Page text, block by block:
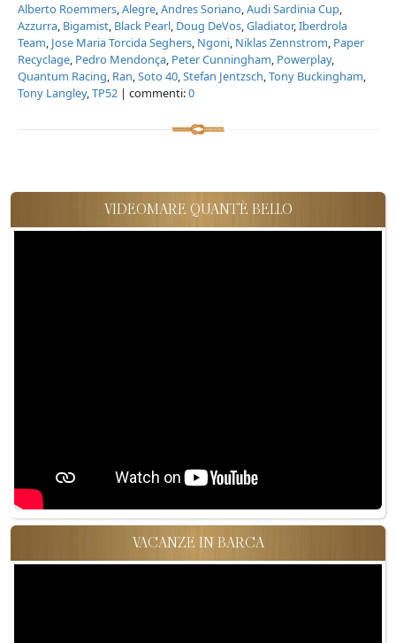
Alberto Roemmers,Alegre,Andres Soriano,Audi Sardinia Cup,
Azzurra, Bigamist, Black Pearl, Doug DeVos,Gladiator,Iberdrola
Team, Jose Maria Torcida Seghers, Ngoni, Niklas Zennstrom, Paper
Recyclage, Pedro Mendonça, Peter Cunningham, Powerplay,
Quantum Racing, Ran,Soto 40,Stefan Jentzsch,Tony Buckingham,
Tony Langley,TP52 | commenti:0
VIDEOMARE QUANT'È BELLO
VACANZE IN BARCA